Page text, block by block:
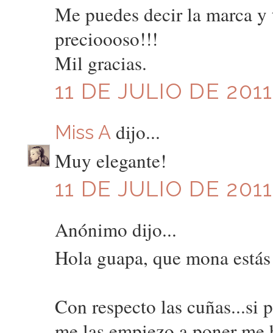
Me puedes decir la marca
precioooso!!!
Mil gracias.
11 DE JULIO DE
Miss Adijo...
Muy elegante!
11 DE JULIO DE
Anónimo dijo...
Hola guapa, que mona
Con respecto las cuñas...si